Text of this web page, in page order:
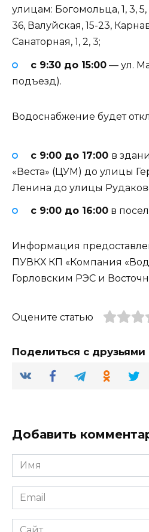
улицам: Богомольца, 1, 3,
36, Валуйская, 15-23,
Санаторная, 1, 2, 3;
с 9:30 до 15:00— ул.
подъезд).
Водоснабжение будет
с 9:00 до 17:00 в
«Веста» (ЦУМ) до улицы
Ленина до улицы
с 9:00 до 16:00в
Информация
ПУВКХ КП «Компания
Горловским РЭС и
Оцените статью
Поделиться с друзьями
Добавить
Имя
*
Email
*
Сайт